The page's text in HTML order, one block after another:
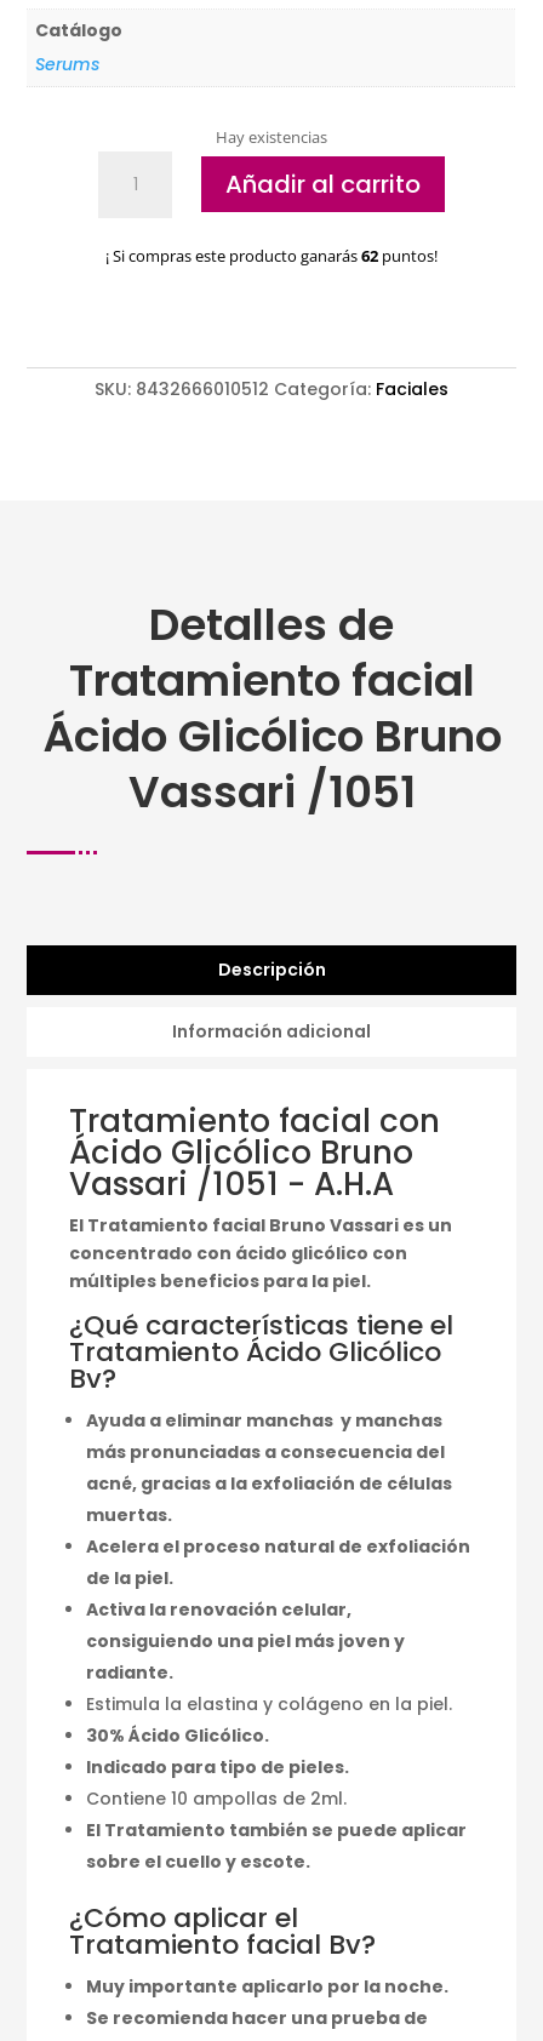
Catálogo
Serums
Hay existencias
facial
Glicólico
Añadir al carrito
¡ Si compras este producto ganarás62 puntos!
SKU: 8432666010512 Categoría: Faciales
Detalles de
Tratamiento facial
Ácido Glicólico Bruno
Vassari /1051
Descripción
Información adicional
Tratamiento facial con
Ácido Glicólico Bruno
Vassari /1051 - A.H.A
El Tratamiento facial Bruno Vassari es un
concentrado con ácido glicólico con
múltiples beneficios para la piel.
¿Qué características tiene el
Tratamiento Ácido Glicólico
Bv?
Ayuda a eliminar manchas y manchas
más pronunciadas a consecuencia del
acné, gracias a la exfoliación de células
muertas.
Acelera el proceso natural de exfoliación
de la piel.
Activa la renovación celular,
consiguiendo una piel más joven y
radiante.
Estimula la elastina y colágeno en la piel.
30% Ácido Glicólico.
Indicado para tipo de pieles.
Contiene 10 ampollas de 2ml.
El Tratamiento también se puede aplicar
sobre el cuello y escote.
¿Cómo aplicar el
Tratamiento facial Bv?
Muy importante aplicarlo por la noche.
Se recomienda hacer una prueba de